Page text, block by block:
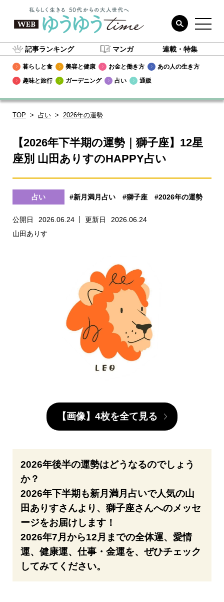
記事ランキング マンガ 連載・特集
暮らしと食 美容と健康 お金と働き方
あの人の生き方
趣味と旅行
ガーデニング 占い 通販
TOP 占い 2026年の運勢
【2026年下半期の運勢｜獅子座】12星
座別 山田ありすのHAPPY占い
占い #新月満月占い #獅子座 #2026年の運勢
公開日 2026.06.24 更新日
2026.06.24
山田ありす
【画像】4枚を全て見る
2026年後半の運勢はどうなるのでしょう
か？
2026年下半期も新月満月占いで人気の山
田ありすさんより、獅子座さんへのメッセ
ージをお届けします！
2026年7月から12月までの全体運、愛情
運、健康運、仕事・金運を、ぜひチェック
してみてください。